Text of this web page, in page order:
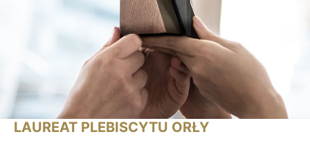
LAUREAT PLEBISCYTU ORŁY